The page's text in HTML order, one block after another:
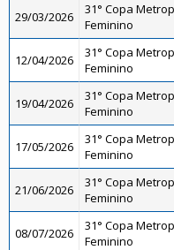
29/03/2026
31° Copa
Feminino
12/04/2026
31° Copa
Feminino
19/04/2026
31° Copa
Feminino
17/05/2026
31° Copa
Feminino
21/06/2026
31° Copa
Feminino
08/07/2026
31° Copa
Feminino